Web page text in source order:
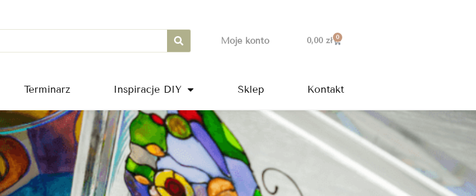
Moje konto 0,00zł 0
Wózek
Terminarz Inspiracje DIY Sklep Kontakt